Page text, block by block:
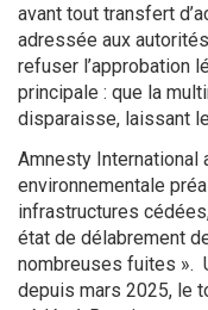
avant tout transfert
adressée aux
refuser l’approbation
principale : que la
disparaisse, laissant
Amnesty International
environnementale
infrastructures
état de délabrement
nombreuses fuites ».
depuis mars 2025, le